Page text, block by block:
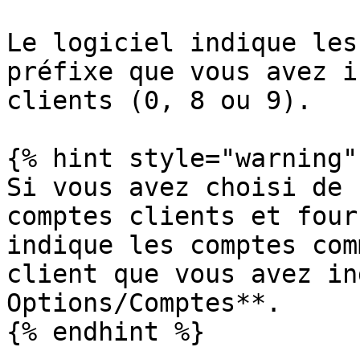
Le logiciel indique les
préfixe que vous avez
clients (0, 8 ou 9).
{% hint style="warning"
Si vous avez choisi de
comptes clients et
indique les comptes
client que vous avez
Options/Comptes**.
{% endhint %}